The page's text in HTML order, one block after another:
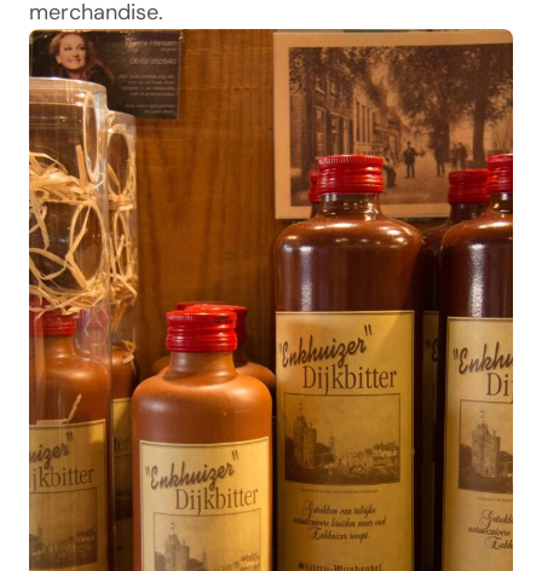
merchandise.